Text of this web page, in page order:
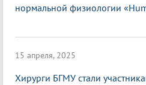
нормальной физиологии
15 апреля, 2025
Хирурги БГМУ стали